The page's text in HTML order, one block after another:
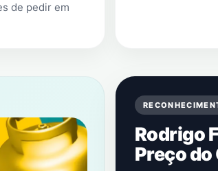
de pedir em
Rodrigo
Preço do